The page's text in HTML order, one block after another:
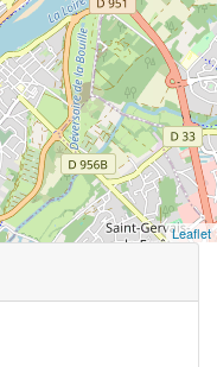
Leaflet